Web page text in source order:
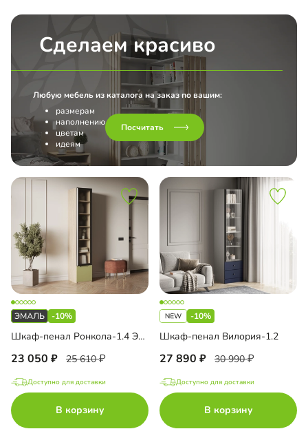
Сделаем красиво
Любую мебель из каталога на заказ по вашим:
размерам
наполнению
цветам
идеям
Посчитать
-10%
Шкаф-пенал Ронкола-1.4 Эмаль
23 050 25 610
Доступно для доставки
В корзину
-10%
Шкаф-пенал Вилория-1.2
27 890 30 990
Доступно для доставки
В корзину